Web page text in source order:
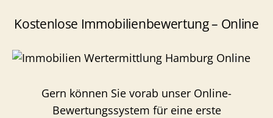
Kostenlose Immobilienbewertung – Online
Gern können Sie vorab unser Online-
Bewertungssystem für eine erste